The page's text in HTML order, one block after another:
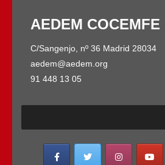
AEDEM COCEMFE
C/Sangenjo, nº 36 Madrid 28034
aedem@aedem.org
91 448 13 05